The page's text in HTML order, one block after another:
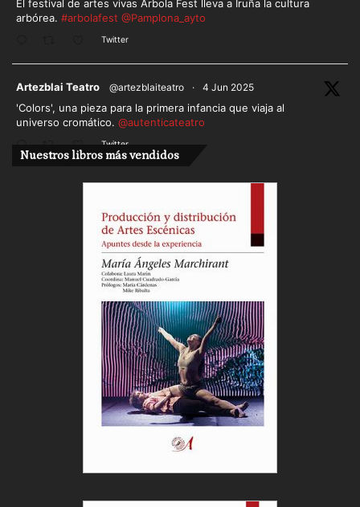
El festival de artes vivas Arbola Fest lleva a Iruña la cultura
arbórea. #arbolafest @Pamplona_ayto
Twitter
Artezblai Teatro @artezblaiteatro · 4 Jun 2025
'Colors', una pieza para la primera infancia que viaja al
universo cromático. @autenticateatro
Twitter
Cargar más
Nuestros libros más vendidos